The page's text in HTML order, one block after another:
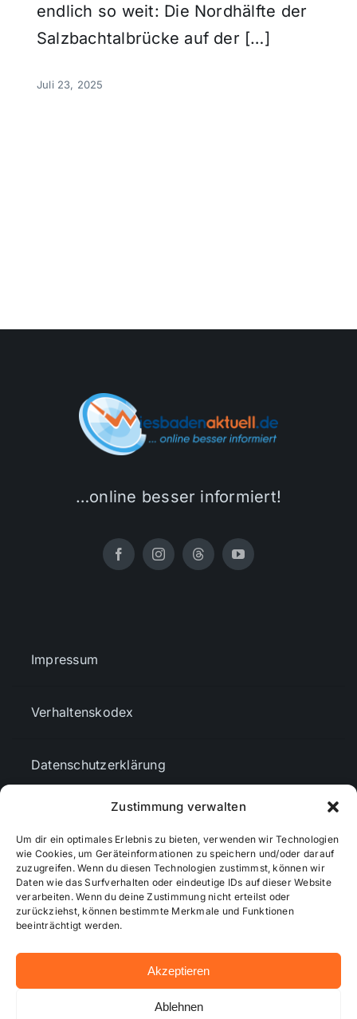
Zustimmung verwalten
Um dir ein optimales Erlebnis zu bieten, verwenden wir Technologien
wie Cookies, um Geräteinformationen zu speichern und/oder darauf
zuzugreifen. Wenn du diesen Technologien zustimmst, können wir
Daten wie das Surfverhalten oder eindeutige IDs auf dieser Website
verarbeiten. Wenn du deine Zustimmung nicht erteilst oder
zurückziehst, können bestimmte Merkmale und Funktionen
beeinträchtigt werden.
Akzeptieren
Ablehnen
endlich so weit: Die Nordhälfte der
Salzbachtalbrücke auf der […]
Juli 23, 2025
…online besser informiert!
Impressum
Verhaltenskodex
Datenschutzerklärung
Cookie-Richtlinie (EU)
Mediendaten
© 2026 - Wiesbadenaktuell ...online besser informiert!